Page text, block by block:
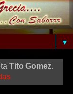
▼
Tito Gomez.